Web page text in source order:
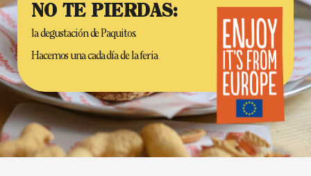
NO TE PIERDAS:
la degustación de Paquitos.
Hacemos una cada día de la feria